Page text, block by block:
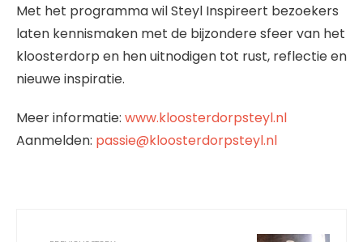
Met het programma wil Steyl Inspireert bezoekers
laten kennismaken met de bijzondere sfeer van het
kloosterdorp en hen uitnodigen tot rust, reflectie en
nieuwe inspiratie.
Meer informatie: www.kloosterdorpsteyl.nl
Aanmelden: passie@kloosterdorpsteyl.nl